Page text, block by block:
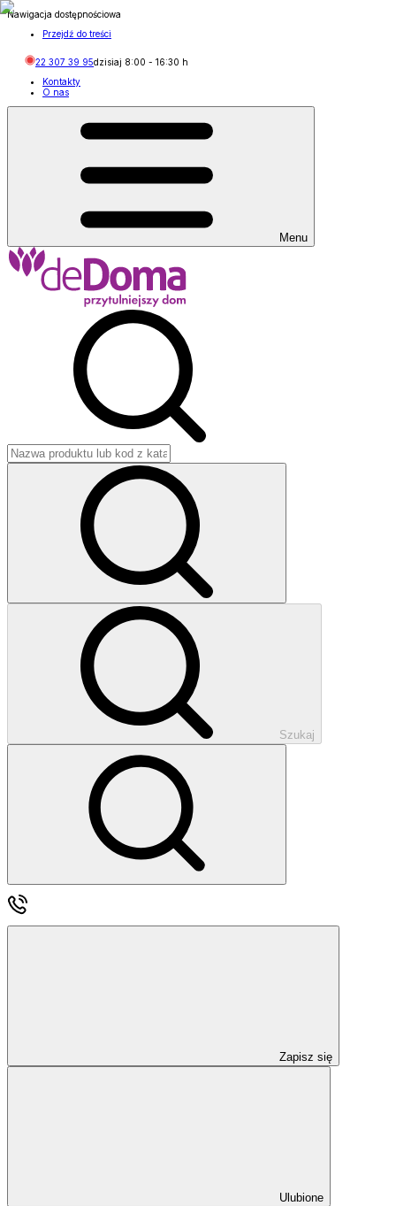
Nawigacja dostępnościowa
Przejdź do treści
22 307 39 95dzisiaj 8:00 - 16:30 h
Kontakty
O nas
Menu
Szukaj
Zapisz się
Ulubione